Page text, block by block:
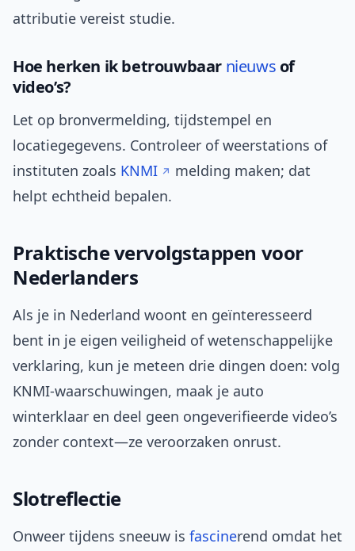
attributie vereist studie.
Hoe herken ik betrouwbaar nieuws of
video’s?
Let op bronvermelding, tijdstempel en
locatiegegevens. Controleer of weerstations of
instituten zoals KNMI
melding maken; dat
helpt echtheid bepalen.
Praktische vervolgstappen voor
Nederlanders
Als je in Nederland woont en geïnteresseerd
bent in je eigen veiligheid of wetenschappelijke
verklaring, kun je meteen drie dingen doen: volg
KNMI-waarschuwingen, maak je auto
winterklaar en deel geen ongeverifieerde video’s
zonder context—ze veroorzaken onrust.
Slotreflectie
Onweer tijdens sneeuw is fascinerend omdat het